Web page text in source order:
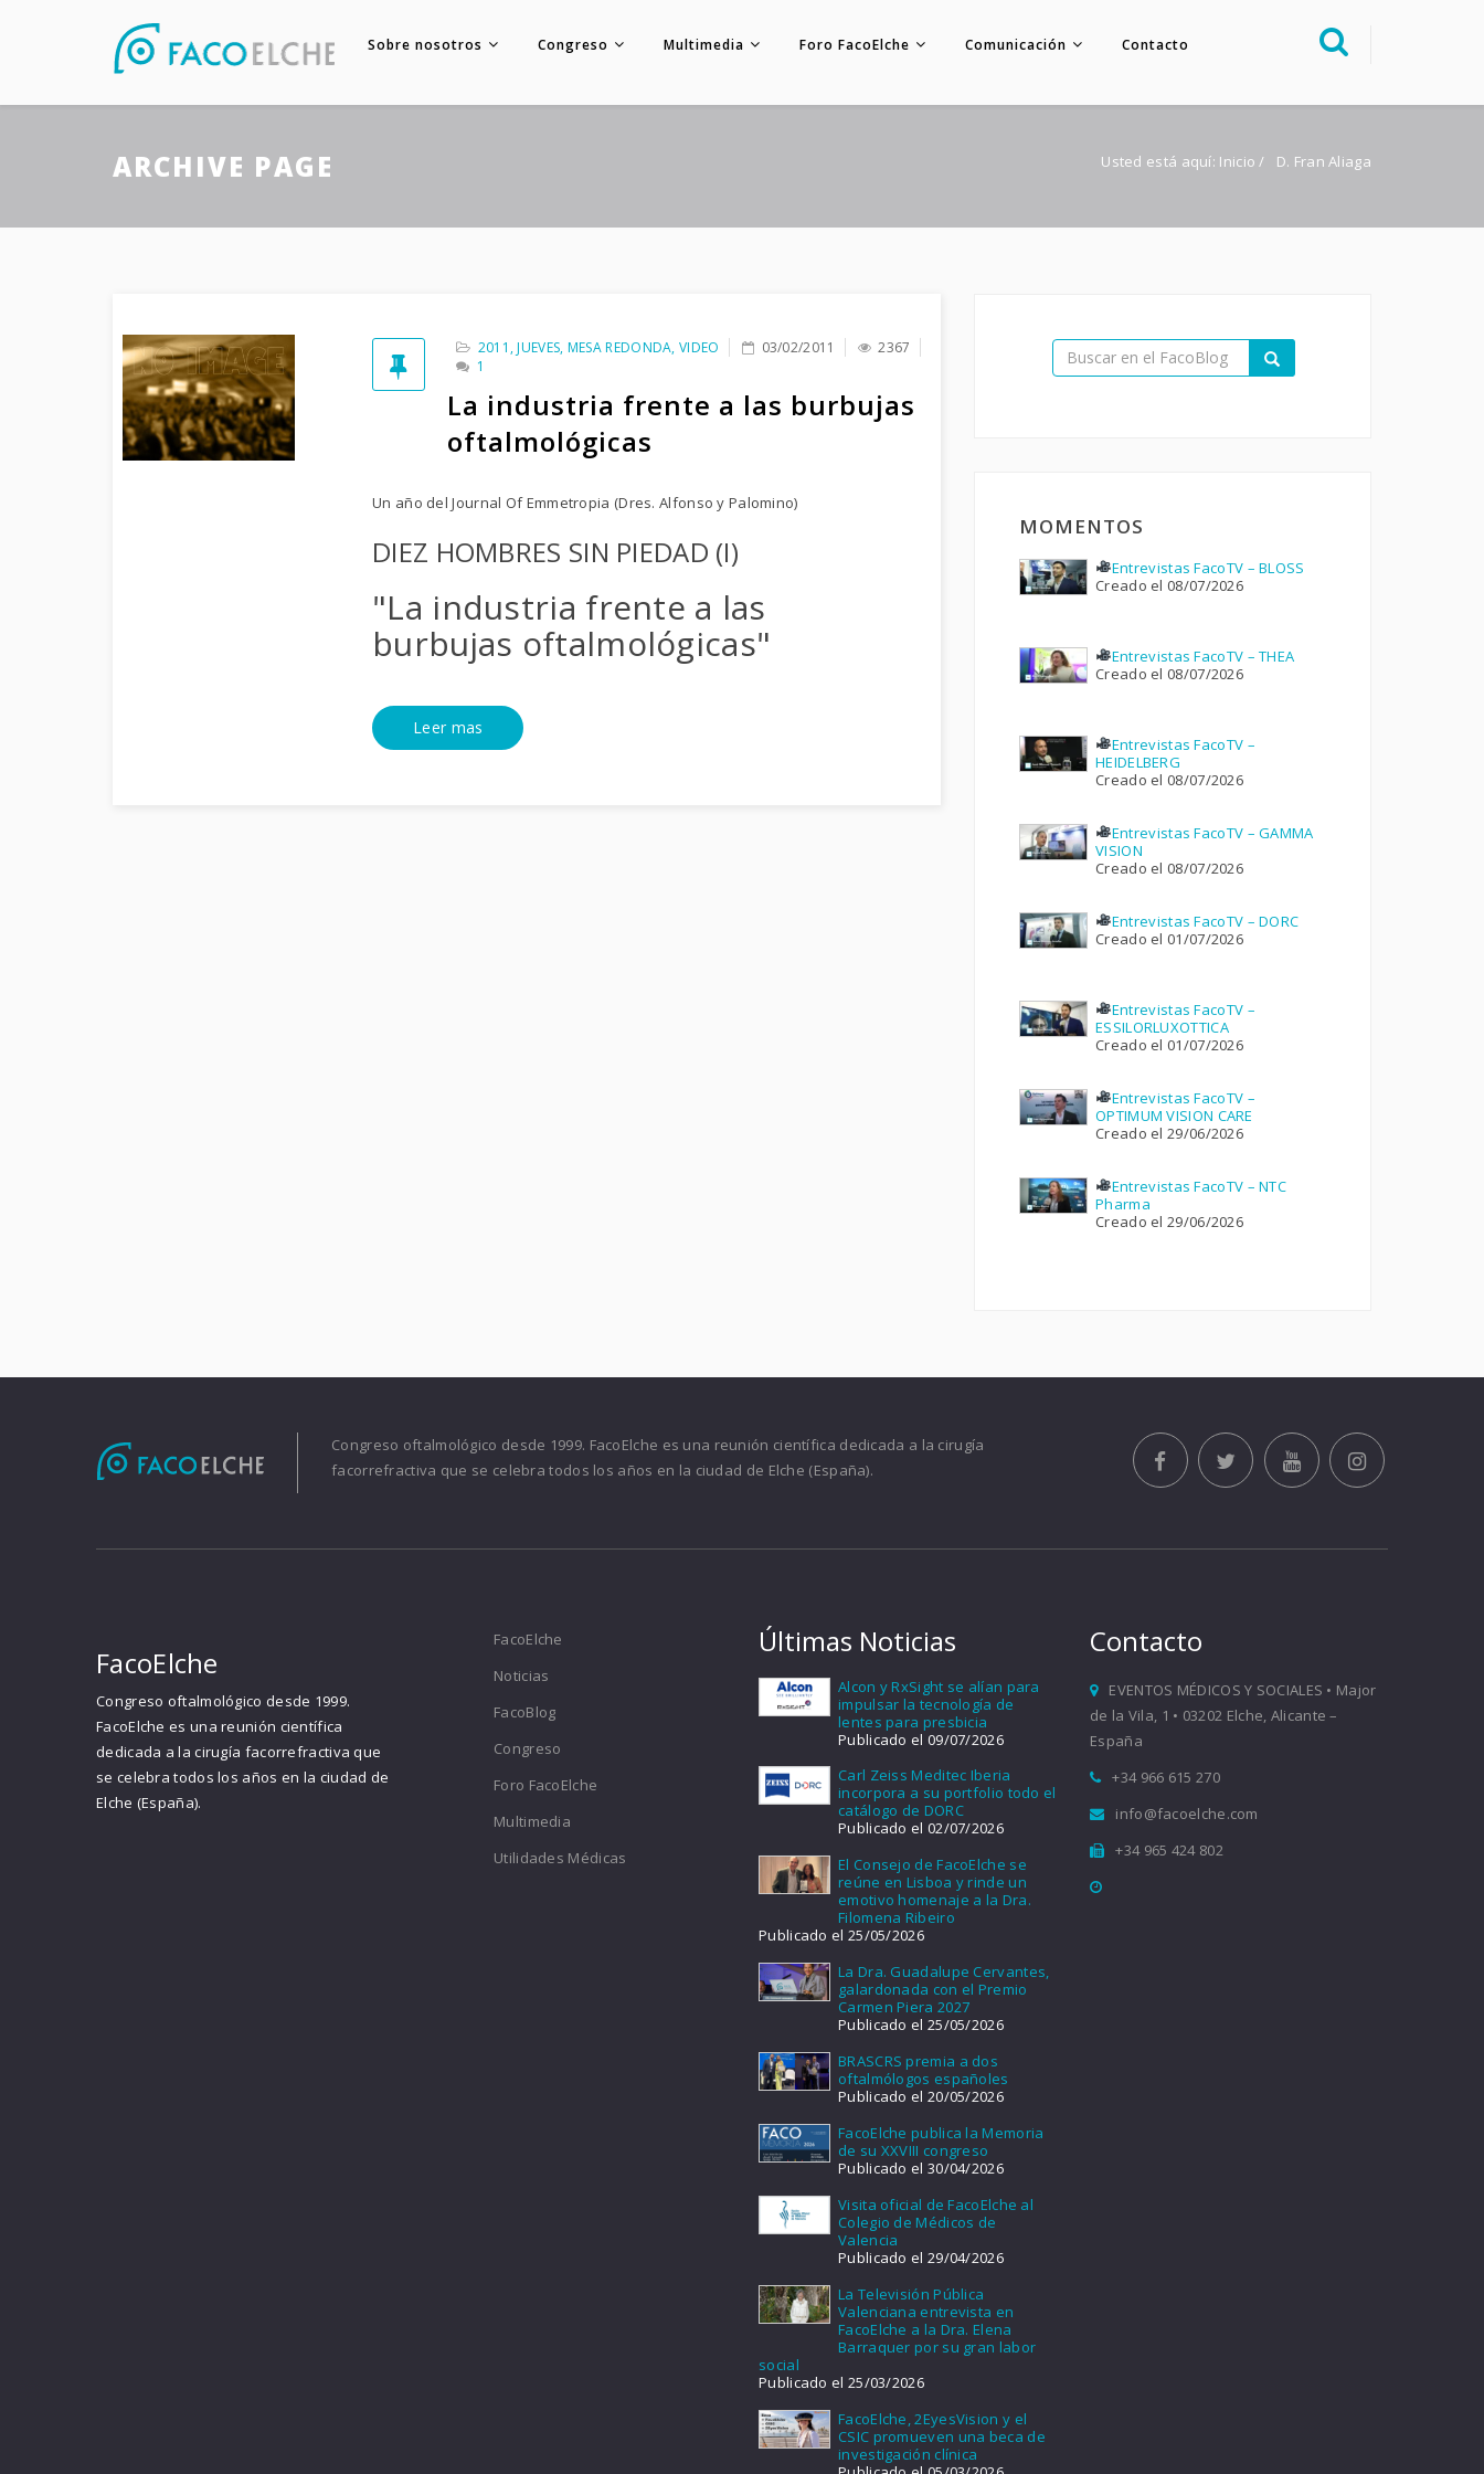
Sobre nosotros Congreso Multimedia Foro FacoElche Comunicación Contacto
Multimedia
Foro FacoElche
ARCHIVE PAGE Usted está aquí: Inicio / D. Fran Aliaga
2011 ,JUEVES, MESA REDONDA,VIDEO 03/02/2011
2367
1
La industria frente a las burbujas
oftalmológicas
Un año del Journal Of Emmetropia (Dres. Alfonso y Palomino)
DIEZ HOMBRES SIN PIEDAD (I)
"La industria frente a las
burbujas oftalmológicas"
Leer mas
MOMENTOS
Entrevistas FacoTV – BLOSS
Creado el 08/07/2026
Entrevistas FacoTV – THEA
Creado el 08/07/2026
Entrevistas FacoTV –
HEIDELBERG
Creado el 08/07/2026
Entrevistas FacoTV – GAMMA
VISION
Creado el 08/07/2026
Entrevistas FacoTV – DORC
Creado el 01/07/2026
Entrevistas FacoTV –
ESSILORLUXOTTICA
Creado el 01/07/2026
Entrevistas FacoTV –
OPTIMUM VISION CARE
Creado el 29/06/2026
Entrevistas FacoTV – NTC
Pharma
Creado el 29/06/2026
Congreso oftalmológico desde 1999. FacoElche es una reunión científica dedicada a la cirugía
facorrefractiva que se celebra todos los años en la ciudad de Elche (España).
FacoElche
Congreso oftalmológico desde 1999.
FacoElche es una reunión científica
dedicada a la cirugía facorrefractiva que
se celebra todos los años en la ciudad de
Elche (España).
FacoElche
Noticias
FacoBlog
Congreso
Foro FacoElche
Multimedia
Utilidades Médicas
Últimas Noticias
Alcon y RxSight se alían para
impulsar la tecnología de
lentes para presbicia
Publicado el 09/07/2026
Carl Zeiss Meditec Iberia
incorpora a su portfolio todo el
catálogo de DORC
Publicado el 02/07/2026
El Consejo de FacoElche se
reúne en Lisboa y rinde un
emotivo homenaje a la Dra.
Filomena Ribeiro
Publicado el 25/05/2026
La Dra. Guadalupe Cervantes,
galardonada con el Premio
Carmen Piera 2027
Publicado el 25/05/2026
BRASCRS premia a dos
oftalmólogos españoles
Publicado el 20/05/2026
FacoElche publica la Memoria
de su XXVIII congreso
Publicado el 30/04/2026
Visita oficial de FacoElche al
Colegio de Médicos de
Valencia
Publicado el 29/04/2026
La Televisión Pública
Valenciana entrevista en
FacoElche a la Dra. Elena
Barraquer por su gran labor
social
Publicado el 25/03/2026
FacoElche, 2EyesVision y el
CSIC promueven una beca de
investigación clínica
Contacto
EVENTOS MÉDICOS Y SOCIALES • Major
de la Vila, 1 • 03202 Elche, Alicante –
España
+34 966 615 270
info@facoelche.com
+34 965 424 802